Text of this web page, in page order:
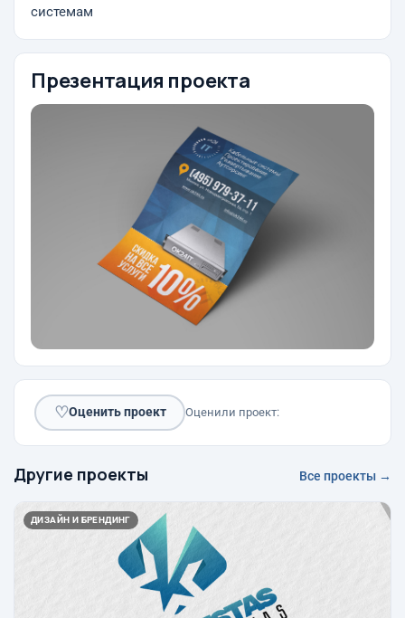
системам
Презентация проекта
♡Оценить проект Оценили проект:
Другие проекты Все проекты →
ДИЗАЙН И БРЕНДИНГ